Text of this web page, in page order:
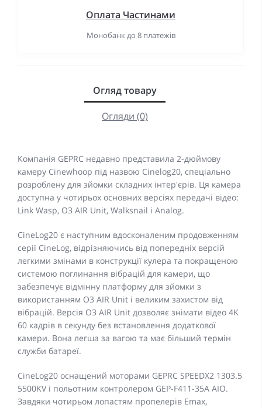
Оплата Частинами
Монобанк до 8 платежів
Огляд товару
Огляди (0)
Компанія GEPRC недавно представила 2-дюймову
камеру Cinewhoop під назвою Cinelog20, спеціально
розроблену для зйомки складних інтер'єрів. Ця камера
доступна у чотирьох основних версіях передачі відео:
Link Wasp, O3 AIR Unit, Walksnail і Analog.
CineLog20 є наступним вдосконаленим продовженням
серії CineLog, відрізняючись від попередніх версій
легкими змінами в конструкції кулера та покращеною
системою поглинання вібрацій для камери, що
забезпечує відмінну платформу для зйомки з
використанням O3 AIR Unit і великим захистом від
вібрацій. Версія O3 AIR Unit дозволяє знімати відео 4K
60 кадрів в секунду без встановлення додаткової
камери. Вона легша за вагою та має більший термін
служби батареї.
CineLog20 оснащений моторами GEPRC SPEEDX2 1303.5
5500KV і польотним контролером GEP-F411-35A AIO.
Завдяки чотирьом лопастям пропелерів Emax,